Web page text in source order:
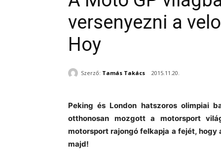
versenyezni a
Hoy
Szerző: Tamás Takács 2015.11.20.
Peking és London hatszoros olimpiai
otthonosan mozgott a motorsport
motorsport rajongó felkapja a fejét,
majd!